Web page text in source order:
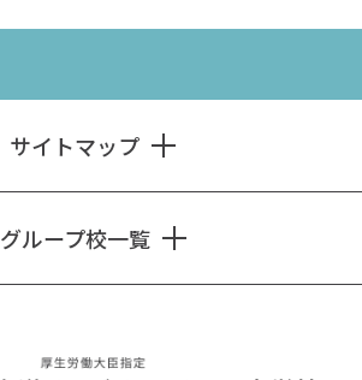
サイトマップ
グループ校一覧